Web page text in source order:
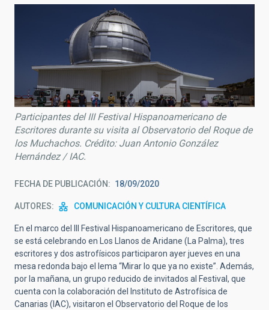
Participantes del III Festival Hispanoamericano de
Escritores durante su visita al Observatorio del Roque de
los Muchachos. Crédito: Juan Antonio González
Hernández / IAC.
FECHA DE PUBLICACIÓN 18/09/2020
AUTORES COMUNICACIÓN Y CULTURA CIENTÍFICA
En el marco del III Festival Hispanoamericano de Escritores, que
se está celebrando en Los Llanos de Aridane (La Palma), tres
escritores y dos astrofísicos participaron ayer jueves en una
mesa redonda bajo el lema “Mirar lo que ya no existe”. Además,
por la mañana, un grupo reducido de invitados al Festival, que
cuenta con la colaboración del Instituto de Astrofísica de
Canarias (IAC), visitaron el Observatorio del Roque de los